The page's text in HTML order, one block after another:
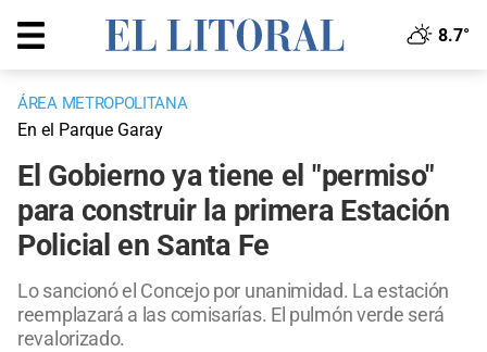
8.7°
ÁREA METROPOLITANA
En el Parque Garay
El Gobierno ya tiene el "permiso"
para construir la primera Estación
Policial en Santa Fe
Lo sancionó el Concejo por unanimidad. La estación
reemplazará a las comisarías. El pulmón verde será
revalorizado.